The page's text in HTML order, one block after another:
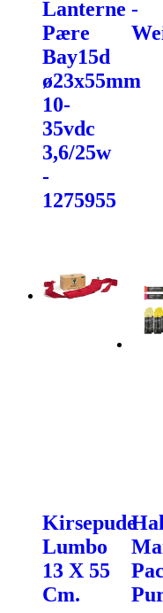
Lanterne
Pære
Bay15d
ø23x55mm
10-
35vdc
3,6/25w
-
1275955
-
Kirsepude
Lumbo
13 X 55
Cm.